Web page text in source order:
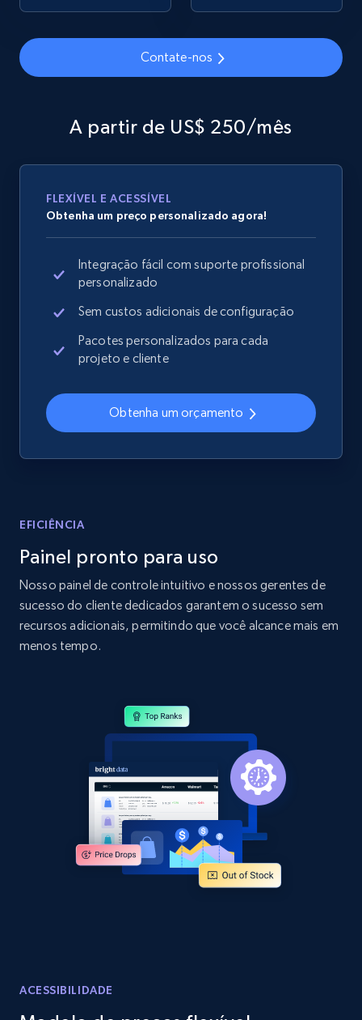
Google Shopping
more.
2.4K+ 200+ Comece agora
web using keywords
URL, Product id, Title, Product description,
Rating, Reviews count, Images, Variations, and
2.1K+ 355+ Comece agora
Home Depot US - Gather data on products
using specified keywords
Comece agora
Home Depot US - Discover products by
specified URL
URL, Domain, Country code, Model number,
Contate-nos
A partir de US$ 250/mês
FLEXÍVEL E ACESSÍVEL
Obtenha um preço personalizado agora!
Integração fácil com suporte profissional
personalizado
Sem custos adicionais de configuração
Pacotes personalizados para cada
projeto e cliente
Obtenha um orçamento
EFICIÊNCIA
Painel pronto para uso
Nosso painel de controle intuitivo e nossos gerentes de
sucesso do cliente dedicados garantem o sucesso sem
recursos adicionais, permitindo que você alcance mais em
menos tempo.
ACESSIBILIDADE